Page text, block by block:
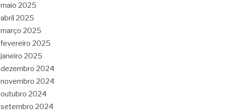
maio 2025
abril 2025
março 2025
fevereiro 2025
janeiro 2025
dezembro 2024
novembro 2024
outubro 2024
setembro 2024